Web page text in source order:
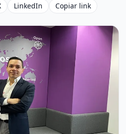
LinkedIn Copiar link